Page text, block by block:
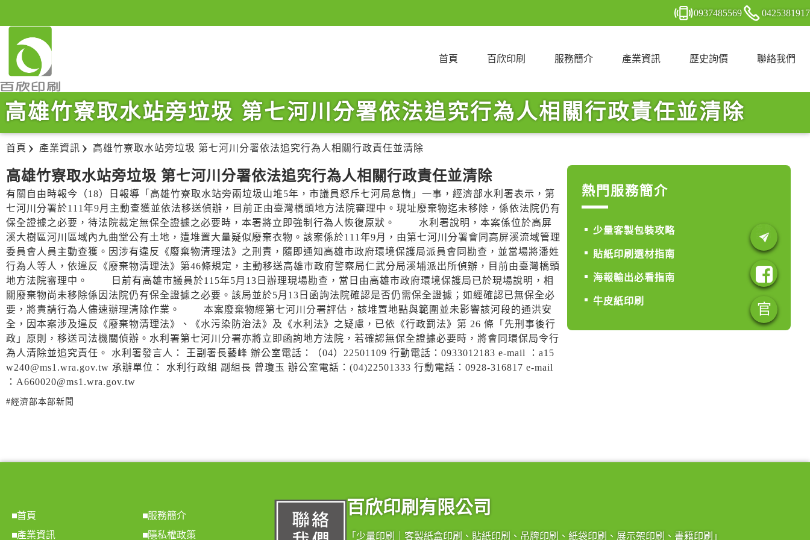
0937485569 0425381917
首頁 百欣印刷 服務簡介 產業資訊 歷史詢價 聯絡我們
高雄竹寮取水站旁垃圾 第七河川分署依法追究行為人相關行政責任並清除
首頁 產業資訊 高雄竹寮取水站旁垃圾 第七河川分署依法追究行為人相關行政責任並清除
高雄竹寮取水站旁垃圾 第七河川分署依法追究行為人相關行政責任並清除
有關自由時報今（18）日報導「高雄竹寮取水站旁兩垃圾山堆5年，市議員怒斥七河局怠惰」一事，經濟部水利署表示，第
七河川分署於111年9月主動查獲並依法移送偵辦，目前正由臺灣橋頭地方法院審理中。現址廢棄物迄未移除，係依法院仍有
保全證據之必要，待法院裁定無保全證據之必要時，本署將立即強制行為人恢復原狀。 水利署說明，本案係位於高屏
溪大樹區河川區域內九曲堂公有土地，遭堆置大量疑似廢棄衣物。該案係於111年9月，由第七河川分署會同高屏溪流域管理
委員會人員主動查獲。因涉有違反《廢棄物清理法》之刑責，隨即通知高雄市政府環境保護局派員會同勘查，並當場將潘姓
行為人等人，依違反《廢棄物清理法》第46條規定，主動移送高雄市政府警察局仁武分局溪埔派出所偵辦，目前由臺灣橋頭
地方法院審理中。 日前有高雄市議員於115年5月13日辦理現場勘查，當日由高雄市政府環境保護局已於現場說明，相
關廢棄物尚未移除係因法院仍有保全證據之必要。該局並於5月13日函詢法院確認是否仍需保全證據；如經確認已無保全必
要，將責請行為人儘速辦理清除作業。 本案廢棄物經第七河川分署評估，該堆置地點與範圍並未影響該河段的通洪安
全，因本案涉及違反《廢棄物清理法》、《水污染防治法》及《水利法》之疑慮，已依《行政罰法》第 26 條「先刑事後行
政」原則，移送司法機關偵辦。水利署第七河川分署亦將立即函詢地方法院，若確認無保全證據必要時，將會同環保局令行
為人清除並追究責任。 水利署發言人： 王副署長藝峰 辦公室電話：（04）22501109 行動電話：0933012183 e-mail ：a15
w240@ms1.wra.gov.tw 承辦單位： 水利行政組 副組長 曾瓊玉 辦公室電話：(04)22501333 行動電話：0928-316817 e-mail
：A660020@ms1.wra.gov.tw
#經濟部本部新聞
熱門服務簡介
少量客製包裝攻略
貼紙印刷選材指南
海報輸出必看指南
牛皮紙印刷
首頁
服務簡介
產業資訊
隱私權政策
百欣印刷有限公司
「少量印刷｜客製紙盒印刷、貼紙印刷、吊牌印刷、紙袋印刷、展示架印刷、書籍印刷」
官